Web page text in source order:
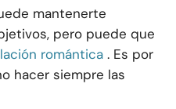
mantenerte
pero puede que
romántica . Es por
hacer siempre las